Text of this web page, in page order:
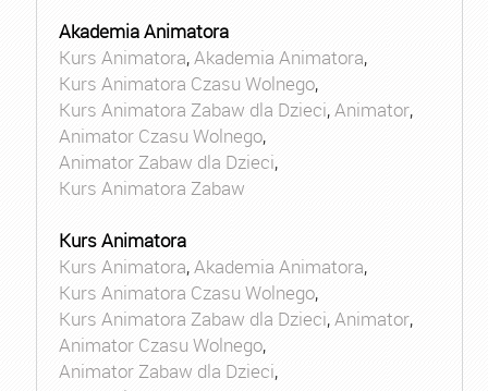
Akademia Animatora
Kurs Animatora,Akademia Animatora,
Kurs Animatora Czasu Wolnego,
Kurs Animatora Zabaw dla Dzieci,Animator,
Animator Czasu Wolnego,
Animator Zabaw dla Dzieci,
Kurs Animatora Zabaw
Kurs Animatora
Kurs Animatora,Akademia Animatora,
Kurs Animatora Czasu Wolnego,
Kurs Animatora Zabaw dla Dzieci,Animator,
Animator Czasu Wolnego,
Animator Zabaw dla Dzieci,